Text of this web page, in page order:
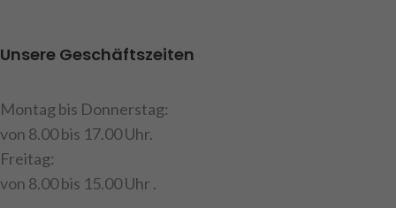
Unsere Geschäftszeiten
Montag bis Donnerstag:
von 8.00 bis 17.00 Uhr.
Freitag:
von 8.00 bis 15.00 Uhr .